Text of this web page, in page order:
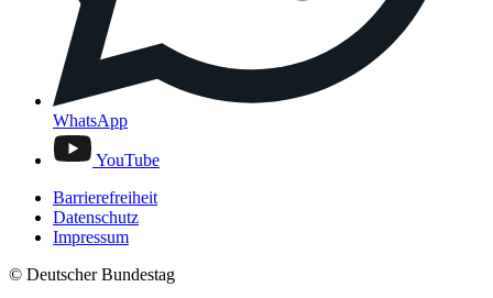
WhatsApp
YouTube
Barrierefreiheit
Datenschutz
Impressum
© Deutscher Bundestag